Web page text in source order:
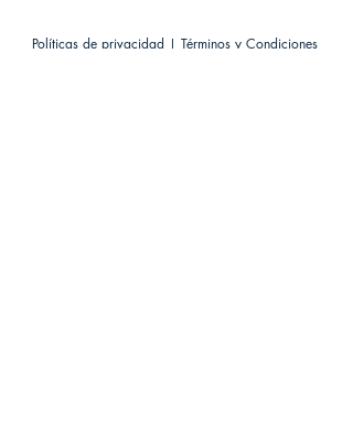
Políticas de privacidad | Términos y Condiciones